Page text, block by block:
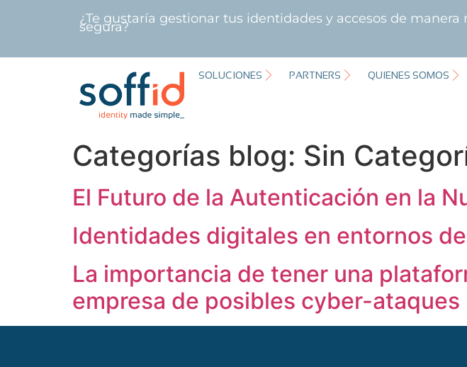
¿Te gustaría gestionar tus identidades y accesos de manera
segura?
SOLUCIONES PARTNERS QUIENES SOMOS
Categorías blog: Sin
El Futuro de la Autenticación en la
Identidades digitales en entornos
La importancia de tener una
empresa de posibles cyber-ataques